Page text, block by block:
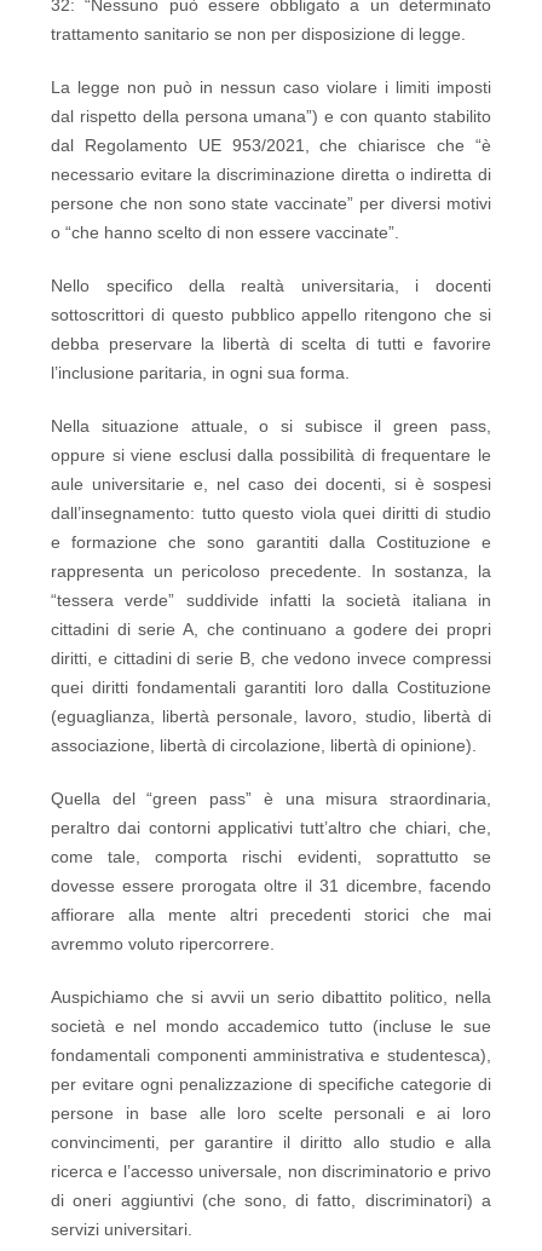
32: “Nessuno può essere obbligato a un determinato
trattamento sanitario se non per disposizione di legge.
La legge non può in nessun caso violare i limiti imposti
dal rispetto della persona umana”) e con quanto stabilito
dal Regolamento UE 953/2021, che chiarisce che “è
necessario evitare la discriminazione diretta o indiretta di
persone che non sono state vaccinate” per diversi motivi
o “che hanno scelto di non essere vaccinate”.
Nello specifico della realtà universitaria, i docenti
sottoscrittori di questo pubblico appello ritengono che si
debba preservare la libertà di scelta di tutti e favorire
l’inclusione paritaria, in ogni sua forma.
Nella situazione attuale, o si subisce il green pass,
oppure si viene esclusi dalla possibilità di frequentare le
aule universitarie e, nel caso dei docenti, si è sospesi
dall’insegnamento: tutto questo viola quei diritti di studio
e formazione che sono garantiti dalla Costituzione e
rappresenta un pericoloso precedente. In sostanza, la
“tessera verde” suddivide infatti la società italiana in
cittadini di serie A, che continuano a godere dei propri
diritti, e cittadini di serie B, che vedono invece compressi
quei diritti fondamentali garantiti loro dalla Costituzione
(eguaglianza, libertà personale, lavoro, studio, libertà di
associazione, libertà di circolazione, libertà di opinione).
Quella del “green pass” è una misura straordinaria,
peraltro dai contorni applicativi tutt’altro che chiari, che,
come tale, comporta rischi evidenti, soprattutto se
dovesse essere prorogata oltre il 31 dicembre, facendo
affiorare alla mente altri precedenti storici che mai
avremmo voluto ripercorrere.
Auspichiamo che si avvii un serio dibattito politico, nella
società e nel mondo accademico tutto (incluse le sue
fondamentali componenti amministrativa e studentesca),
per evitare ogni penalizzazione di specifiche categorie di
persone in base alle loro scelte personali e ai loro
convincimenti, per garantire il diritto allo studio e alla
ricerca e l’accesso universale, non discriminatorio e privo
di oneri aggiuntivi (che sono, di fatto, discriminatori) a
servizi universitari.